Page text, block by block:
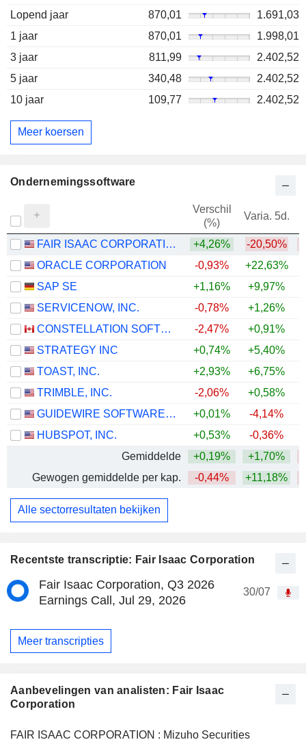
Recentste transcriptie: Fair Isaac Corporation
Fair Isaac Corporation, Q3 2026
Earnings Call, Jul 29, 2026
30/07
Meer transcripties
Aanbevelingen van analisten: Fair Isaac
Corporation
FAIR ISAAC CORPORATION : Mizuho Securities
Lopend jaar
870,01
1.691,03
1 jaar
870,01
1.998,01
3 jaar
811,99
2.402,52
5 jaar
340,48
2.402,52
10 jaar
109,77 2.402,52
Meer koersen
Ondernemingssoftware
Verschil
(%)
Varia. 5d.
FAIR ISAAC CORPORATION +4,26% -20,50%
ORACLE CORPORATION
-0,93% +22,63%
SAP SE
+1,16% +9,97%
SERVICENOW, INC.
-0,78% +1,26%
CONSTELLATION SOFTWARE INC.
-2,47% +0,91%
STRATEGY INC
+0,74% +5,40%
TOAST, INC.
+2,93% +6,75%
TRIMBLE, INC.
-2,06% +0,58%
GUIDEWIRE SOFTWARE, INC.
+0,01% -4,14%
HUBSPOT, INC.
+0,53% -0,36%
Gemiddelde
+0,19% +1,70%
Gewogen gemiddelde per kap.
-0,44% +11,18%
Alle sectorresultaten bekijken